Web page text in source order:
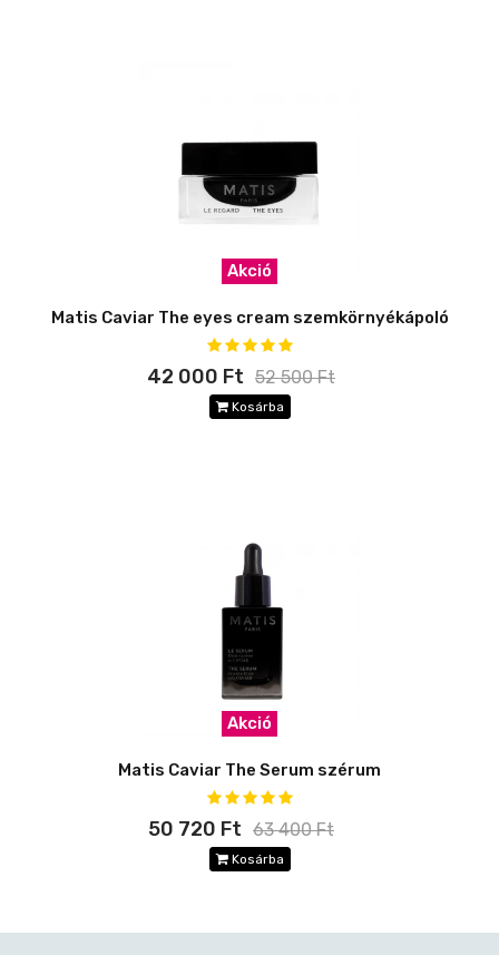
Akció
Matis Caviar The eyes cream szemkörnyékápoló
42 000 Ft 52 500 Ft
Kosárba
Akció
Matis Caviar The Serum szérum
50 720 Ft 63 400 Ft
Kosárba